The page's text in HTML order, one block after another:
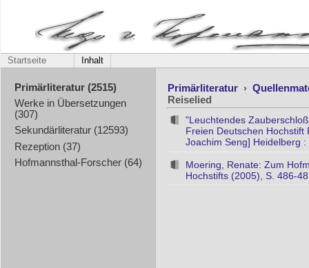
Startseite Inhalt
Primärliteratur (2515)
Werke in Übersetzungen
(307)
Sekundärliteratur (12593)
Rezeption (37)
Hofmannsthal-Forscher (64)
Primärliteratur ›
Reiselied
"Leuchtendes
Freien Deutschen
Joachim Seng] Heidelberg
Moering, Renate: Zum
Hochstifts (2005), S. 486-